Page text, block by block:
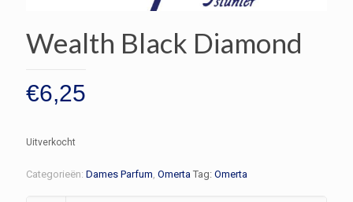
Wealth Black Diamond
€6,25
Uitverkocht
Categorieën: Dames Parfum, Omerta Tag: Omerta